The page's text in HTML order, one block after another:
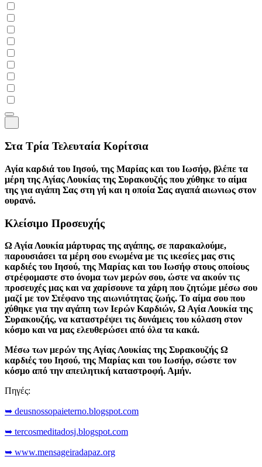
Στα Τρία Τελευταία Κορίτσια
Αγία καρδιά του Ιησού, της Μαρίας και του Ιωσήφ, βλέπε τα
μέρη της Αγίας Λουκίας της Συρακουζής που χύθηκε το αίμα
της για αγάπη Σας στη γή και η οποία Σας αγαπά αιωνιως στον
ουρανό.
Κλείσιμο Προσευχής
Ω Αγία Λουκία μάρτυρας της αγάπης, σε παρακαλούμε,
παρουσιάσει τα μέρη σου ενωμένα με τις ικεσίες μας στις
καρδιές του Ιησού, της Μαρίας και του Ιωσήφ στους οποίους
στρέφομαστε στο όνομα των μερών σου, ώστε να ακούν τις
προσευχές μας και να χαρίσουνε τα χάρη που ζητώμε μέσω σου
μαζί με τον Στέφανο της αιωνιότητας ζωής. Το αίμα σου που
χύθηκε για την αγάπη των Ιερών Καρδιών, Ω Αγία Λουκία της
Συρακουζής, να καταστρέψει τις δυνάμεις του κόλαση στον
κόσμο και να μας ελευθερώσει από όλα τα κακά.
Μέσω των μερών της Αγίας Λουκίας της Συρακουζής Ω
καρδιές του Ιησού, της Μαρίας και του Ιωσήφ, σώστε τον
κόσμο από την απειλητική καταστροφή. Αμήν.
Πηγές:
➥ deusnossopaieterno.blogspot.com
➥ tercosmeditadosj.blogspot.com
➥ www.mensageiradapaz.org